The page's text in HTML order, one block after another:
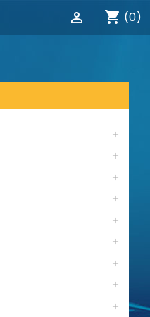
shopping_cart (0)









